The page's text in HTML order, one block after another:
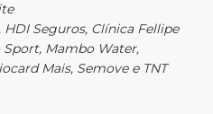
Seguros, Clínica Fellipe
Mambo Water,
Mais, Semove e TNT